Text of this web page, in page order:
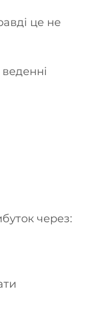
це не
через: